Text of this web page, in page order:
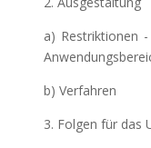
a) Restriktionen
b) Verfahren
3. Folgen für das